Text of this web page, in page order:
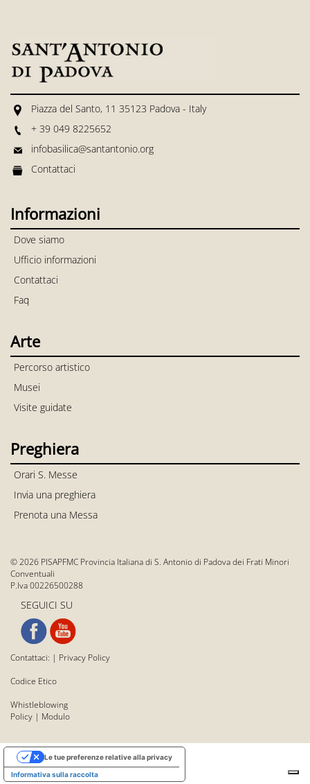
Piazza del Santo, 11 35123 Padova - Italy
+ 39 049 8225652
infobasilica@santantonio.org
Contattaci
Informazioni
Dove siamo
Ufficio informazioni
Contattaci
Faq
Arte
Percorso artistico
Musei
Visite guidate
Preghiera
Orari S. Messe
Invia una preghiera
Prenota una Messa
© 2026 PISAPFMC Provincia Italiana di S. Antonio di Padova dei Frati Minori
Conventuali
P.Iva 00226500288
SEGUICI SU
Contattaci: | Privacy Policy
Codice Etico
Whistleblowing
Policy | Modulo
Informativa sulla raccolta
Le tue preferenze relative alla privacy